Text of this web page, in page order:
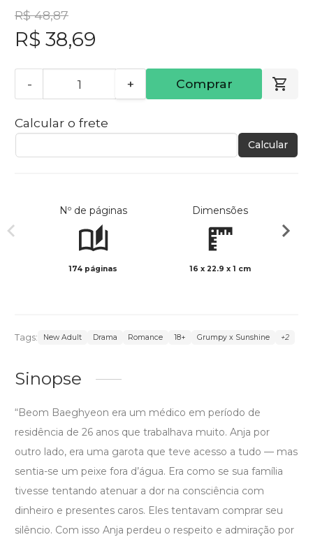
R$ 48,87
R$ 38,69
- + Comprar
Calcular o frete
Calcular
Nº de páginas
174 páginas
Dimensões
16 x 22.9 x 1 cm
Tags: New Adult Drama Romance 18+ Grumpy x Sunshine +2
Sinopse
“Beom Baeghyeon era um médico em período de
residência de 26 anos que trabalhava muito. Anja por
outro lado, era uma garota que teve acesso a tudo — mas
sentia-se um peixe fora d’água. Era como se sua família
tivesse tentando atenuar a dor na consciência com
dinheiro e presentes caros. Eles tentavam comprar seu
silêncio. Com isso Anja perdeu o respeito e admiração por